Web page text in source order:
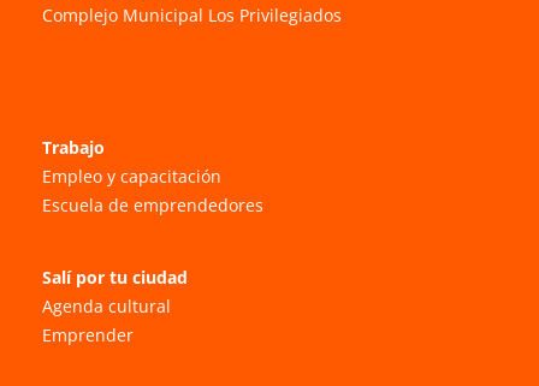
Complejo Municipal Los Privilegiados
Trabajo
Empleo y capacitación
Escuela de emprendedores
Salí por tu ciudad
Agenda cultural
Emprender